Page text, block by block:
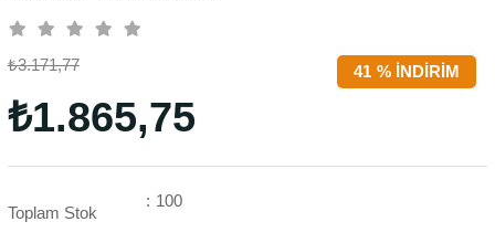
%
41 İNDIRIM
₺3.171,77
₺1.865,75
Toplam Stok
: 100